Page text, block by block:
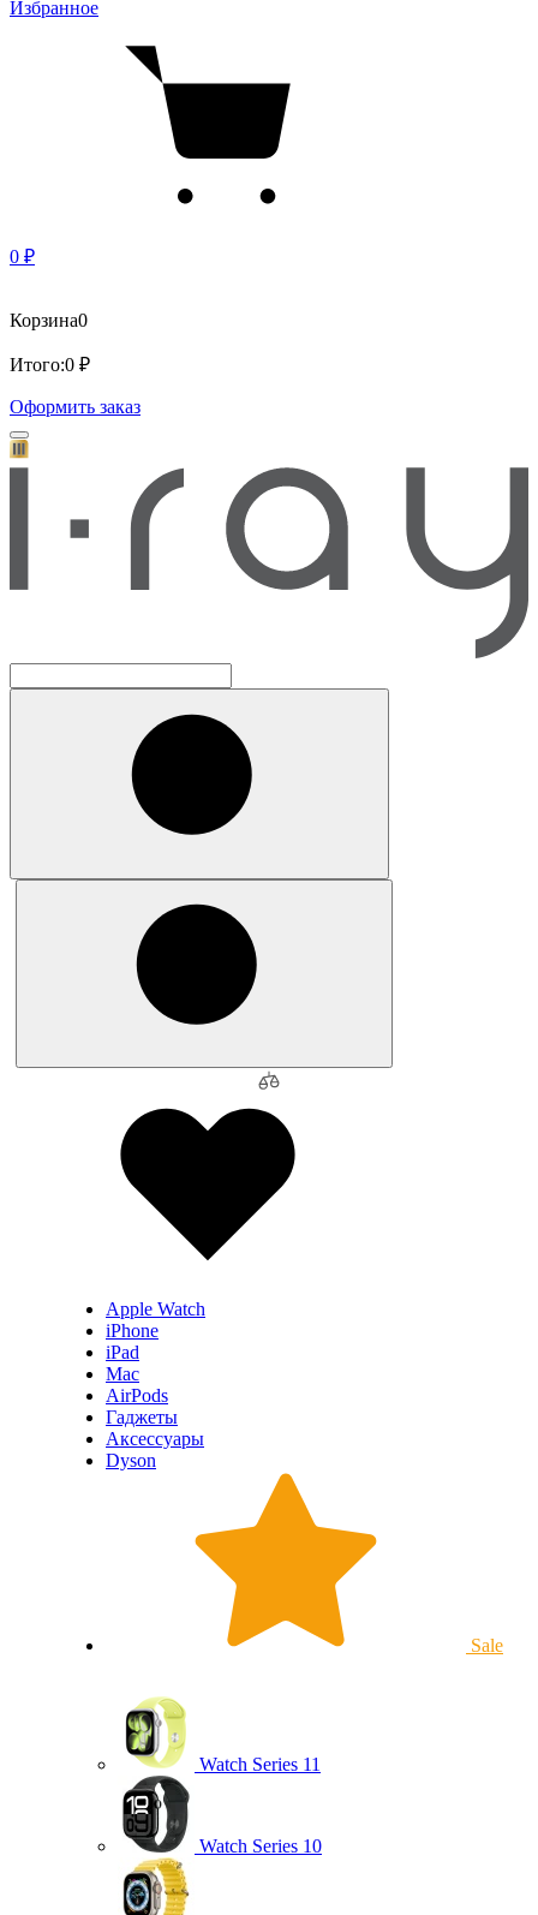
Избранное
0 ₽
Корзина0
Итого:0 ₽
Оформить заказ
Apple Watch
iPhone
iPad
Mac
AirPods
Гаджеты
Аксессуары
Dyson
Sale
Watch Series 11
Watch Series 10